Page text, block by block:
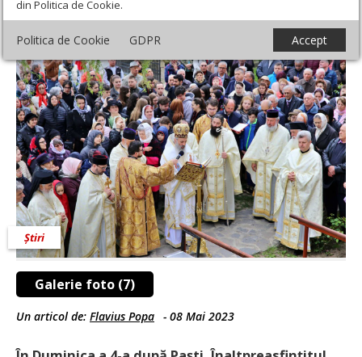
din Politica de Cookie.
Politica de Cookie GDPR Accept
Proroc Daniel” din Iași
Galerie foto (7)
Știri
Un articol de: Flavius Popa - 08 Mai 2023